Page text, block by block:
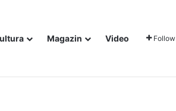
Magazin Video Follow